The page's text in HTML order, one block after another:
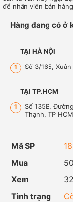
để nhân viên bán
Hàng đang có ở
TẠI HÀ NỘI
1 Số 3/165,
TẠI TP.HCM
1
Số 135B,
Thạnh, TP HCM
Mã SP
Mua
50
Xem
Tình trạng